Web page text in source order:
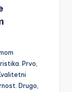
Prvo,
Drugo,